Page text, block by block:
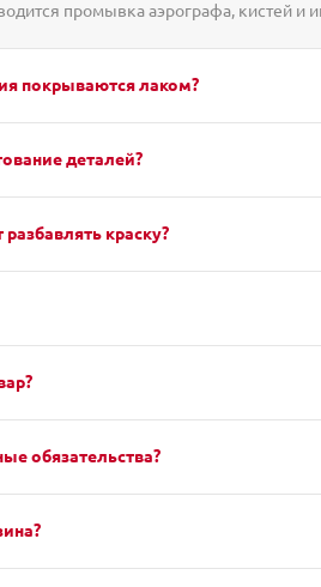
промывка аэрографа, кистей и
покрываются лаком?
деталей?
краску?
обязательства?